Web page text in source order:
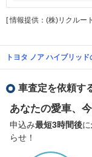
[ 情報提供：(株)リクルー
トヨタ ノア ハイブリッ
車査定を依頼す
あなたの愛車、
申込み最短3時間後に
らせ！